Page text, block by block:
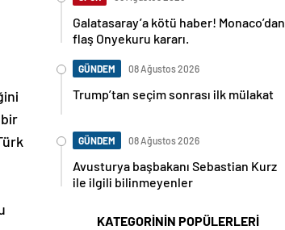
Galatasaray’a kötü haber! Monaco’dan
flaş Onyekuru kararı.
GÜNDEM 08 Ağustos 2026
Trump’tan seçim sonrası ilk mülakat
GÜNDEM 08 Ağustos 2026
Avusturya başbakanı Sebastian Kurz
ile ilgili bilinmeyenler
KATEGORİNİN POPÜLERLERİ